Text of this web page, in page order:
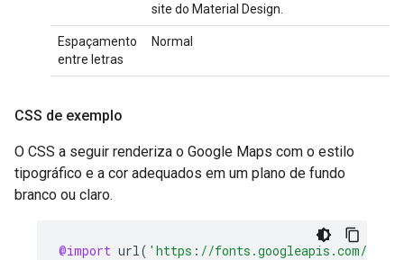
site do Material Design.
Espaçamento
entre letras
Normal
CSS de exemplo
O CSS a seguir renderiza o Google Maps com o estilo
tipográfico e a cor adequados em um plano de fundo
branco ou claro.
@import url ( 'https://fonts.googleapis.com/